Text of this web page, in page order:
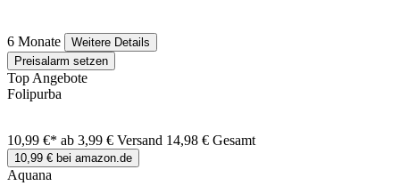
6 Monate
Weitere Details
Preisalarm setzen
Top Angebote
Folipurba
10,99 €* ab 3,99 € Versand 14,98 € Gesamt
10,99 € bei amazon.de
Aquana